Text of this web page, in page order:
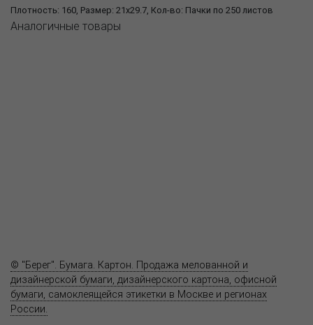
Плотность: 160, Размер: 21x29.7, Кол-во: Пачки по 250 листов
Аналогичные товары
© "Берег". Бумага. Картон. Продажа мелованной и
дизайнерской бумаги, дизайнерского картона, офисной
бумаги, самоклеящейся этикетки в Москве и регионах
России.